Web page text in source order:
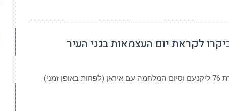
לקראת יום העצמאות בגני העיר
לקראת יום העצמאות ה – 78 למדינת ישראל, יום הולדת 76 ליקנעם וסיום המלחמה עם איראן (לפחות באופן זמני)